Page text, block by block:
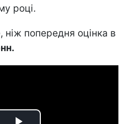
році.
попередня оцінка в